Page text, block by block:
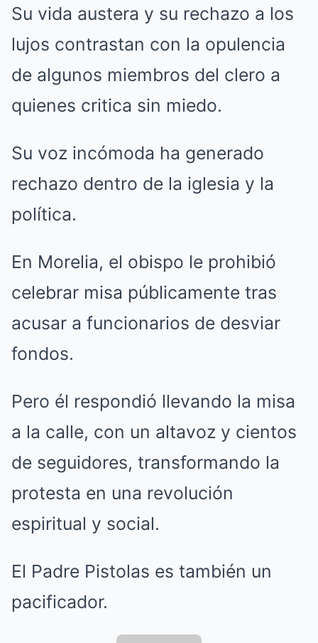
Su vida austera y su rechazo a los
lujos contrastan con la opulencia
de algunos miembros del clero a
quienes critica sin miedo.
Su voz incómoda ha generado
rechazo dentro de la iglesia y la
política.
En Morelia, el obispo le prohibió
celebrar misa públicamente tras
acusar a funcionarios de desviar
fondos.
Pero él respondió llevando la misa
a la calle, con un altavoz y cientos
de seguidores, transformando la
protesta en una revolución
espiritual y social.
El Padre Pistolas es también un
pacificador.